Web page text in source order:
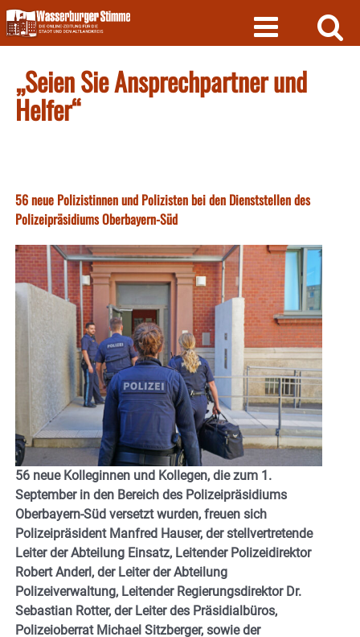
Skip
to
content
„Seien Sie Ansprechpartner und
Helfer“
56 neue Polizistinnen und Polizisten bei den Dienststellen des
Polizeipräsidiums Oberbayern-Süd
56 neue Kolleginnen und Kollegen, die zum 1.
September in den Bereich des Polizeipräsidiums
Oberbayern-Süd versetzt wurden, freuen sich
Polizeipräsident Manfred Hauser, der stellvertretende
Leiter der Abteilung Einsatz, Leitender Polizeidirektor
Robert Anderl, der Leiter der Abteilung
Polizeiverwaltung, Leitender Regierungsdirektor Dr.
Sebastian Rotter, der Leiter des Präsidialbüros,
Polizeioberrat Michael Sitzberger, sowie der